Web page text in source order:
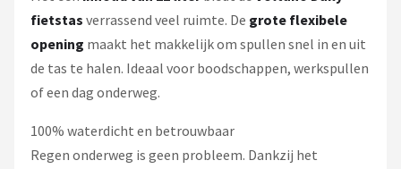
fietstas verrassend veel ruimte. De grote flexibele
opening maakt het makkelijk om spullen snel in en uit
de tas te halen. Ideaal voor boodschappen, werkspullen
of een dag onderweg.
100% waterdicht en betrouwbaar
Regen onderweg is geen probleem. Dankzij het